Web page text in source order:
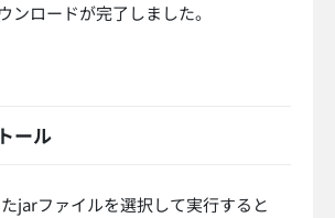
ンロードが完了しました。
ール
jarファイルを選択して実行すると